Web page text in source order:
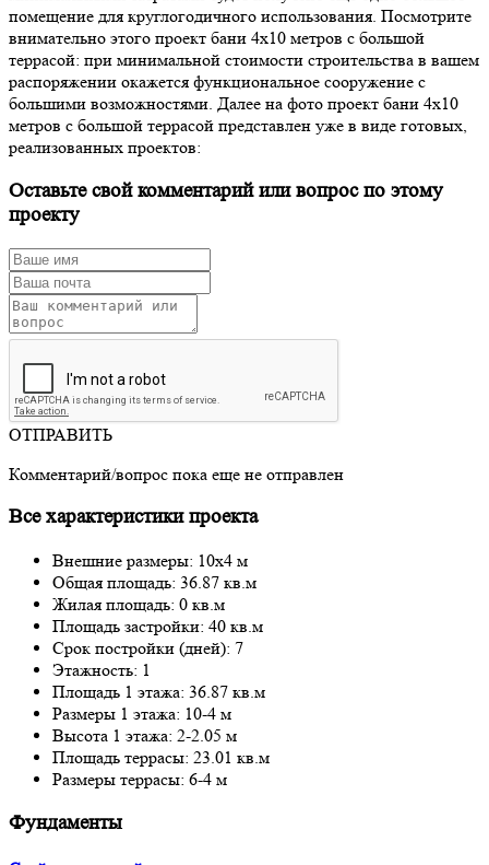
помещение для круглогодичного использования. Посмотрите
внимательно этого проект бани 4х10 метров с большой
террасой: при минимальной стоимости строительства в вашем
распоряжении окажется функциональное сооружение с
большими возможностями. Далее на фото проект бани 4х10
метров с большой террасой представлен уже в виде готовых,
реализованных проектов:
Оставьте свой комментарий или вопрос по этому
проекту
ОТПРАВИТЬ
Комментарий/вопрос пока еще не отправлен
Все характеристики проекта
Внешние размеры: 10x4 м
Общая площадь: 36.87 кв.м
Жилая площадь: 0 кв.м
Площадь застройки: 40 кв.м
Срок постройки (дней): 7
Этажность: 1
Площадь 1 этажа: 36.87 кв.м
Размеры 1 этажа: 10-4 м
Высота 1 этажа: 2-2.05 м
Площадь террасы: 23.01 кв.м
Размеры террасы: 6-4 м
Фундаменты